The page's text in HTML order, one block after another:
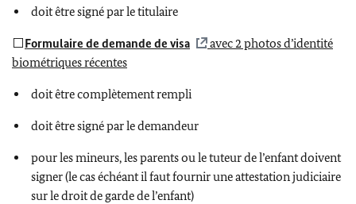
doit être signé par le titulaire
⬜Formulaire de demande de visa
avec 2 photos d’identité
biométriques récentes
doit être complètement rempli
doit être signé par le demandeur
pour les mineurs, les parents ou le tuteur de l’enfant doivent
signer (le cas échéant il faut fournir une attestation judiciaire
sur le droit de garde de l’enfant)